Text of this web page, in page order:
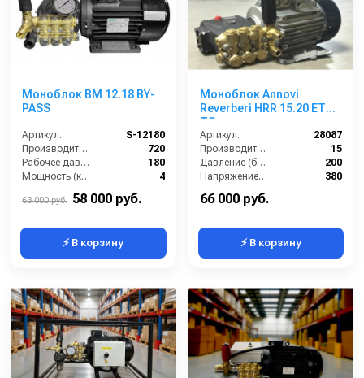
Моноблок BM 12.18 BY-
PASS
Артикул:
S-12180
Производительность (л/ч):
720
Рабочее давление (бар):
180
Мощность (кВт):
4
63 000 руб. 58 000 руб.
⚡ В корзину
Моноблок Annovi
Reverberi HRR 15.20 ET
TS
Артикул:
28087
Производительность (л/мин):
15
Давление (бар):
200
Напряжение (В):
380
66 000 руб.
⚡ В корзину